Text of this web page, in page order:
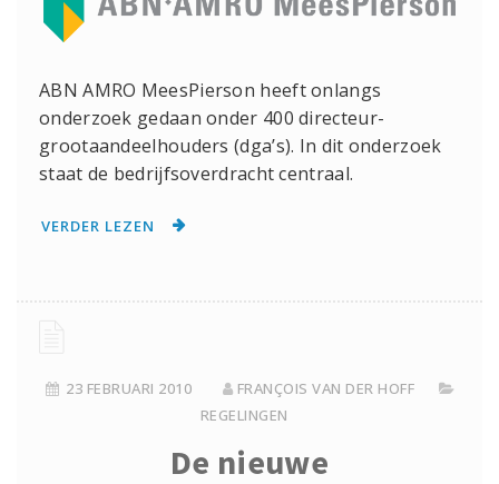
ABN AMRO MeesPierson heeft onlangs
onderzoek gedaan onder 400 directeur-
grootaandeelhouders (dga’s). In dit onderzoek
staat de bedrijfsoverdracht centraal.
VERDER LEZEN
23 FEBRUARI 2010
FRANÇOIS VAN DER HOFF
REGELINGEN
De nieuwe